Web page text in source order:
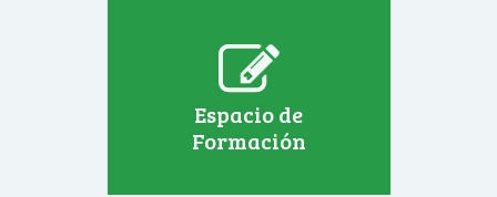
Espacio de
Formación